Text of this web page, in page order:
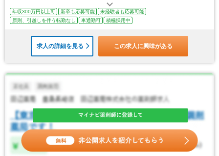
年収300万円以上可 新卒も応募可能
未経験者も応募可能
原則、引越しを伴う転勤なし
車通勤可 積極採用中
求人の詳細を見る この求人に興味がある